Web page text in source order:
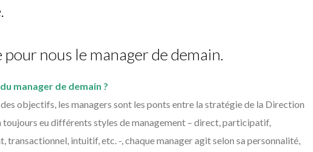
nous le manager de demain.
manager de demain ?
objectifs, les managers sont les ponts entre la stratégie de la Direction
toujours eu différents styles de management – direct, participatif,
transactionnel, intuitif, etc. -, chaque manager agit selon sa personnalité,